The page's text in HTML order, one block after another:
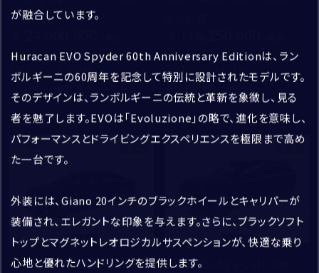
アフターサービス
ショールーム＆サービスセンター
支払総額：
初度登録年： 走行距離：
ベントレー東京 芝ショールーム
初度登録年：
2021
走行距離：
ランボルギーニ芝 ショールーム
新着
Flying Spur Azure
新着
Black Badge Cullinan
が融合しています。
Huracan EVO Spyder 60th Anniversary Editionは、ラン
ボルギーニの60周年を記念して特別に設計されたモデルです。
そのデザインは、ランボルギーニの伝統と革新を象徴し、見る
者を魅了します。EVOは「Evoluzione」の略で、進化を意味し、
パフォーマンスとドライビングエクスペリエンスを極限まで高め
た一台です。
外装には、Giano 20インチのブラックホイールとキャリパーが
装備され、エレガントな印象を与えます。さらに、ブラックソフト
トップとマグネットレオロジカルサスペンションが、快適な乗り
心地と優れたハンドリングを提供します。
ご連絡方法 *
電話 メール
電話番号 *
例）03-1234-5678